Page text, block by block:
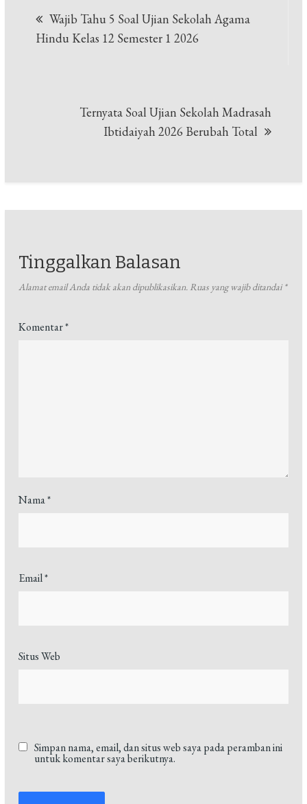
pos
Wajib Tahu 5 Soal Ujian Sekolah Agama
Hindu Kelas 12 Semester 1 2026
Ternyata Soal Ujian Sekolah Madrasah
Ibtidaiyah 2026 Berubah Total
Tinggalkan Balasan
Alamat email Anda tidak akan dipublikasikan. Ruas yang wajib ditandai *
Komentar*
Nama*
Email*
Situs Web
Simpan nama, email, dan situs web saya pada peramban ini
untuk komentar saya berikutnya.